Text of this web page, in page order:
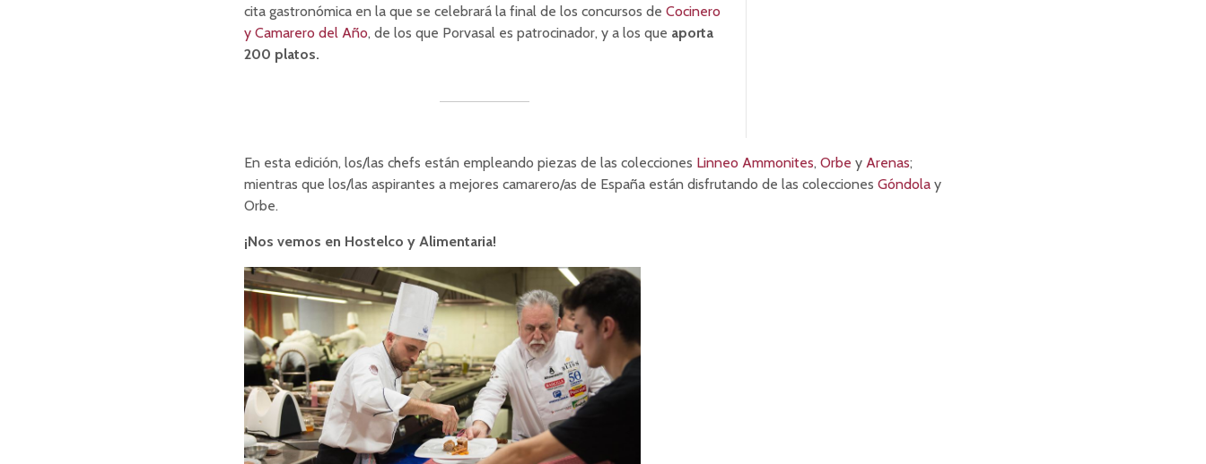
cita gastronómica en la que se celebrará la final de los concursos de Cocinero
y Camarero del Año, de los que Porvasal es patrocinador, y a los que aporta
200 platos.
En esta edición, los/las chefs están empleando piezas de las colecciones Linneo Ammonites, Orbe y Arenas;
mientras que los/las aspirantes a mejores camarero/as de España están disfrutando de las colecciones Góndola y
Orbe.
¡Nos vemos en Hostelco y Alimentaria!